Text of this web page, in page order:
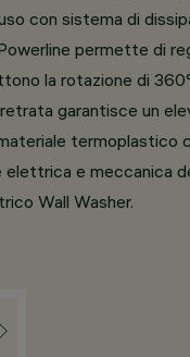
con sistema di
permette di
la rotazione di 360°
garantisce un
e meccanica
Wall Washer.